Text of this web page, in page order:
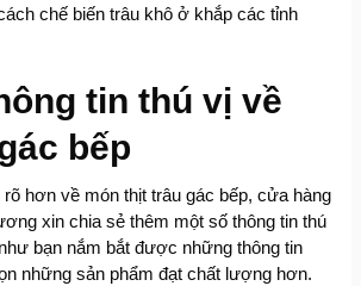
chế biến trâu khô ở khắp các tỉnh
tin thú vị về
bếp
hơn về món thịt trâu gác bếp, cửa hàng
xin chia sẻ thêm một số thông tin thú
bạn nắm bắt được những thông tin
những sản phẩm đạt chất lượng hơn.